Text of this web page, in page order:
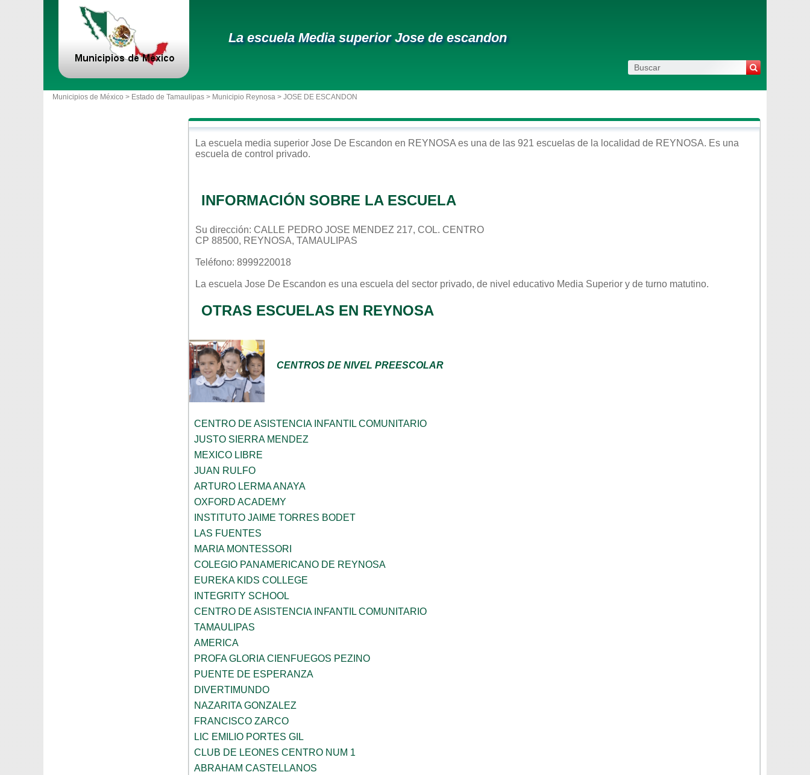
La escuela Media superior Jose de escandon
Municipios de México > Estado de Tamaulipas > Municipio Reynosa > JOSE DE ESCANDON
La escuela media superior Jose De Escandon en REYNOSA es una de las 921 escuelas de la localidad de REYNOSA. Es una
escuela de control privado.
INFORMACIÓN SOBRE LA ESCUELA
Su dirección: CALLE PEDRO JOSE MENDEZ 217, COL. CENTRO
CP 88500, REYNOSA, TAMAULIPAS
Teléfono: 8999220018
La escuela Jose De Escandon es una escuela del sector privado, de nivel educativo Media Superior y de turno matutino.
OTRAS ESCUELAS EN REYNOSA
CENTROS DE NIVEL PREESCOLAR
CENTRO DE ASISTENCIA INFANTIL COMUNITARIO
JUSTO SIERRA MENDEZ
MEXICO LIBRE
JUAN RULFO
ARTURO LERMA ANAYA
OXFORD ACADEMY
INSTITUTO JAIME TORRES BODET
LAS FUENTES
MARIA MONTESSORI
COLEGIO PANAMERICANO DE REYNOSA
EUREKA KIDS COLLEGE
INTEGRITY SCHOOL
CENTRO DE ASISTENCIA INFANTIL COMUNITARIO
TAMAULIPAS
AMERICA
PROFA GLORIA CIENFUEGOS PEZINO
PUENTE DE ESPERANZA
DIVERTIMUNDO
NAZARITA GONZALEZ
FRANCISCO ZARCO
LIC EMILIO PORTES GIL
CLUB DE LEONES CENTRO NUM 1
ABRAHAM CASTELLANOS